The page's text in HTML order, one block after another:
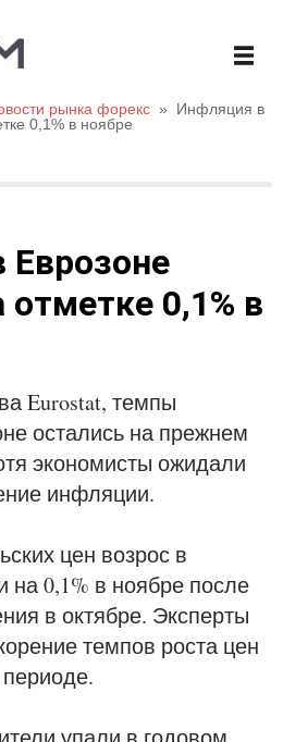
рынка форекс »
Инфляция в
0,1% в ноябре
отметке 0,1% в
Eurostat, темпы
остались на прежнем
экономисты ожидали
инфляции.
цен возрос в
0,1% в ноябре после
в октябре. Эксперты
темпов роста цен